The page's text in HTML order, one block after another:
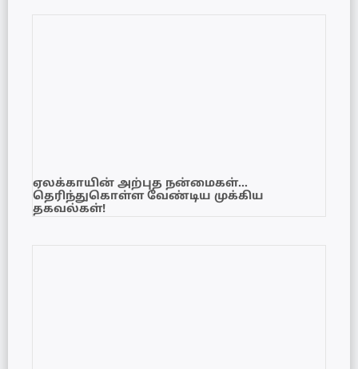
ஏலக்காயின் அற்புத நன்மைகள்…
தெரிந்துகொள்ள வேண்டிய முக்கிய
தகவல்கள்!